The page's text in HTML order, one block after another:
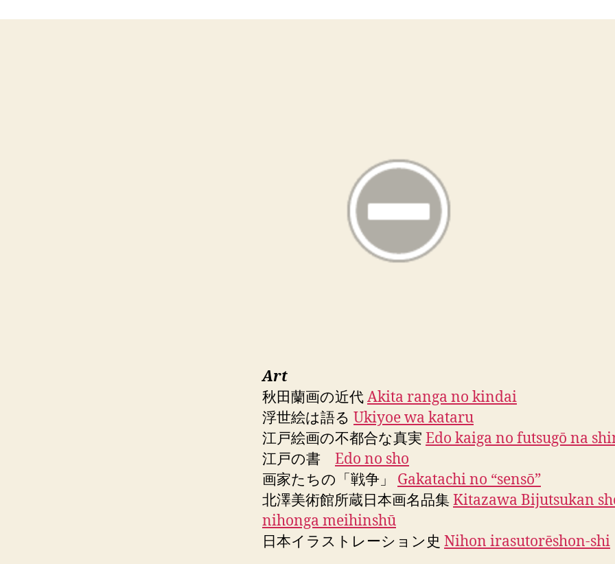
–
Art
秋田蘭画の近代Akita ranga no kindai
浮世絵は語る Ukiyoe wa kataru
江戸絵画の不都合な真実 Edo kaiga no futsugō na
江戸の書 Edo no sho
画家たちの「戦争」 Gakatachi no “sensō”
北澤美術館所蔵日本画名品集 Kitazawa Bijutsukan
nihonga meihinshū
日本イラストレーション史 Nihon irasutorēshon-shi